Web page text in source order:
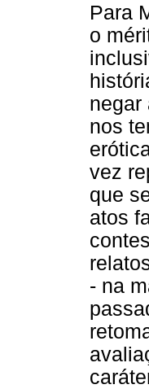
Para
o
negar
nos
vez
que
atos
- na